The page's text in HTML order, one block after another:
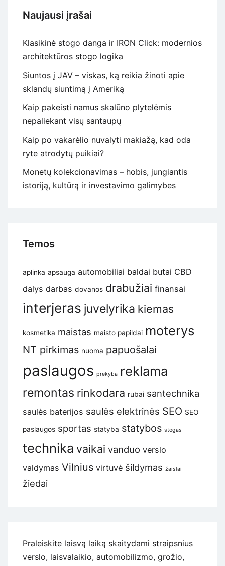
Naujausi įrašai
Klasikinė stogo danga ir IRON Click: modernios
architektūros stogo logika
Siuntos į JAV – viskas, ką reikia žinoti apie
sklandų siuntimą į Ameriką
Kaip pakeisti namus skalūno plytelėmis
nepaliekant visų santaupų
Kaip po vakarėlio nuvalyti makiažą, kad oda
ryte atrodytų puikiai?
Monetų kolekcionavimas – hobis, jungiantis
istoriją, kultūrą ir investavimo galimybes
Temos
aplinka apsauga automobiliai baldai butai CBD
dalys darbas dovanos drabužiai finansai
interjeras juvelyrika kiemas
kosmetika maistas maisto papildai moterys
NT pirkimas nuoma papuošalai
paslaugos prekyba reklama
remontas rinkodara rūbai santechnika
saulės baterijos saulės elektrinės SEO SEO
paslaugos sportas statyba statybos stogas
technika vaikai vanduo verslo
valdymas Vilnius virtuvė šildymas žaislai
žiedai
Praleiskite laisvą laiką skaitydami straipsnius
verslo, laisvalaikio, automobilizmo, grožio,